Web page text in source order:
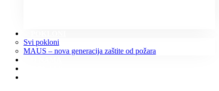
Svi pokloni
MAUS – nova generacija zaštite od požara